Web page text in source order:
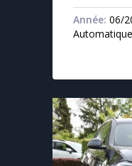
Année: 06/
Automatique